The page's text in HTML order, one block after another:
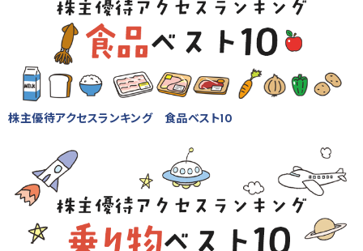
株主優待アクセスランキング 食品ベスト10